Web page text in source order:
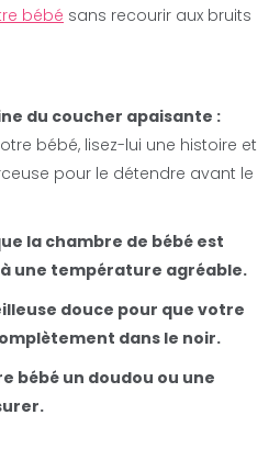
bébé sans recourir aux bruits
du coucher apaisante :
bébé, lisez-lui une histoire et
pour le détendre avant le
la chambre de bébé est
une température agréable.
douce pour que votre
dans le noir.
bébé un doudou ou une